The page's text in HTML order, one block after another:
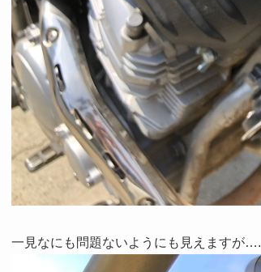
一見なにも問題ないようにも見えますが….